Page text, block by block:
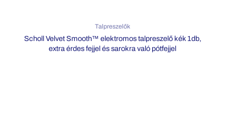
Talpreszelők
Scholl Velvet Smooth™ elektromos talpreszelő kék 1db,
extra érdes fejjel és sarokra való pótfejjel